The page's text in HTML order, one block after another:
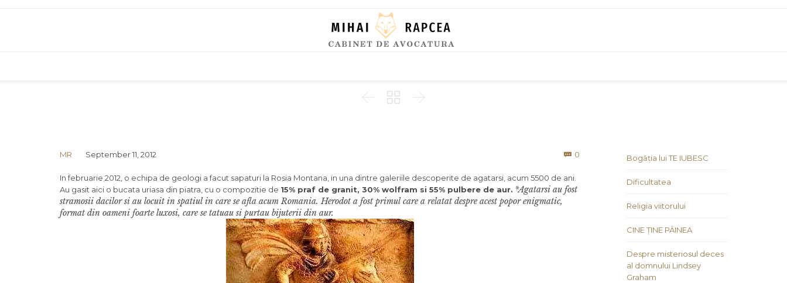
  
MR September 11, 2012  0
In februarie 2012, o echipa de geologi a facut sapaturi la Rosia Montana, in una dintre galeriile descoperite de agatarsi, acum 5500 de ani.
Au gasit aici o bucata uriasa din piatra, cu o compozitie de 15% praf de granit, 30% wolfram si 55% pulbere de aur. *Agatarsi au fost
stramosii dacilor si au locuit in spatiul in care se afla acum Romania. Herodot a fost primul care a relatat despre acest popor enigmatic,
format din oameni foarte luxosi, care se tatuau si purtau bijuterii din aur.
Bogăția lui TE IUBESC
Dificultatea
Religia viitorului
CINE ȚINE PÂINEA
Despre misteriosul deces
al domnului Lindsey
Graham